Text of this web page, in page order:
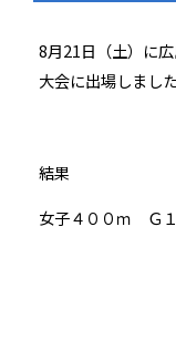
8月21日（土）に
大会に出場しました
結果
女子４００ｍ